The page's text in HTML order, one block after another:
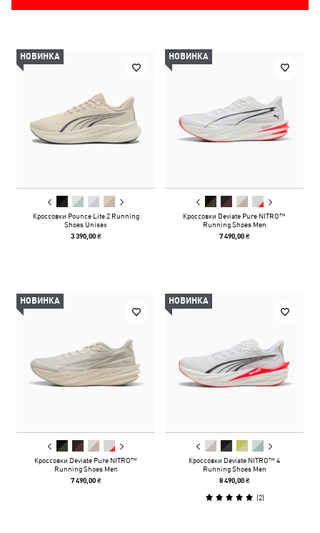
НОВИНКА
Кроссовки Pounce Lite 2 Running
Shoes Unisex
3 390,00 ₴
НОВИНКА
Кроссовки Deviate Pure NITRO™
Running Shoes Men
7 490,00 ₴
НОВИНКА
Кроссовки Deviate Pure NITRO™
Running Shoes Men
7 490,00 ₴
НОВИНКА
Кроссовки Deviate NITRO™ 4
Running Shoes Men
8 490,00 ₴
(2)